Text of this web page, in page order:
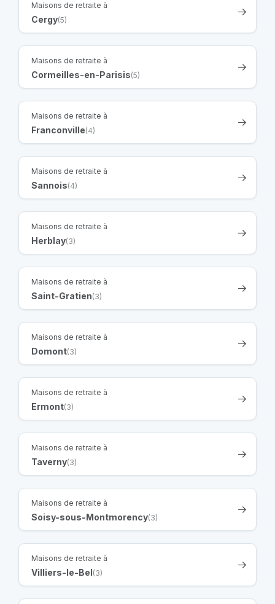
Maisons de retraite à
Cergy(5)
Maisons de retraite à
Cormeilles-en-Parisis(5)
Maisons de retraite à
Franconville(4)
Maisons de retraite à
Sannois(4)
Maisons de retraite à
Herblay(3)
Maisons de retraite à
Saint-Gratien(3)
Maisons de retraite à
Domont(3)
Maisons de retraite à
Ermont(3)
Maisons de retraite à
Taverny(3)
Maisons de retraite à
Soisy-sous-Montmorency(3)
Maisons de retraite à
Villiers-le-Bel(3)